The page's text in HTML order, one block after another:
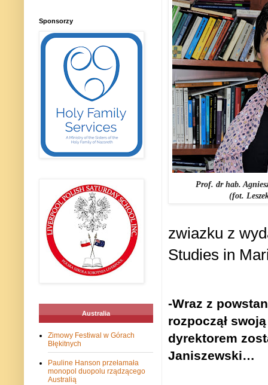
Prof. dr hab.
(fot.
zwiazku z
Studies in
-Wraz z
rozpoczął
dyrektorem
Janiszewski…
Sponsorzy
Australia
Zimowy Festiwal w Górach
Błękitnych
Pauline Hanson przełamała
monopol duopolu rządzącego
Australią